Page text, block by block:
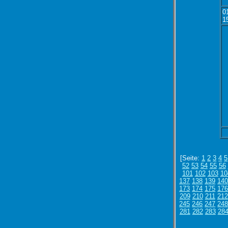
[Seite: 1 2 3 4 5
52 53 54 55 56
101 102 103
137 138 139 140
173 174 175 176
209 210 211 212
245 246 247 248
281 282 283 284